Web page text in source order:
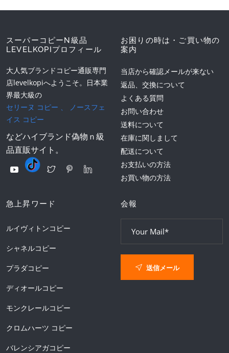
スーパーコピーN級品
LEVELKOPIプロフィール
大人気ブランドコピー通販専門
店levelkopiへようこそ。日本業
界最大級の
セリーヌ コピー 、
ノースフェ
イス コピー
などハイブランド偽物ｎ級
品直販サイト。
お困りの時は・ご買い物の
案内
当店から確認メールが来ない
返品、交換について
よくある質問
お問い合わせ
送料について
在庫に関しまして
配送について
お支払いの方法
お買い物の方法
急上昇ワード
ルイヴィトンコピー
シャネルコピー
プラダコピー
ディオールコピー
モンクレールコピー
クロムハーツ コピー
バレンシアガコピー
会報
送信メール